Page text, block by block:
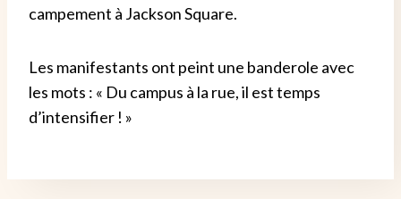
campement à Jackson Square.
Les manifestants ont peint une banderole avec
les mots : « Du campus à la rue, il est temps
d’intensifier ! »